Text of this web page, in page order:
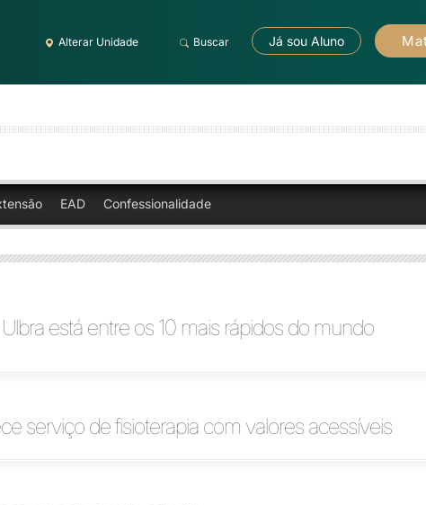
Alterar Unidade Buscar Já sou Aluno
EAD Confessionalidade
está entre os 10 mais rápidos do mundo
serviço de fisioterapia com valores acessíveis